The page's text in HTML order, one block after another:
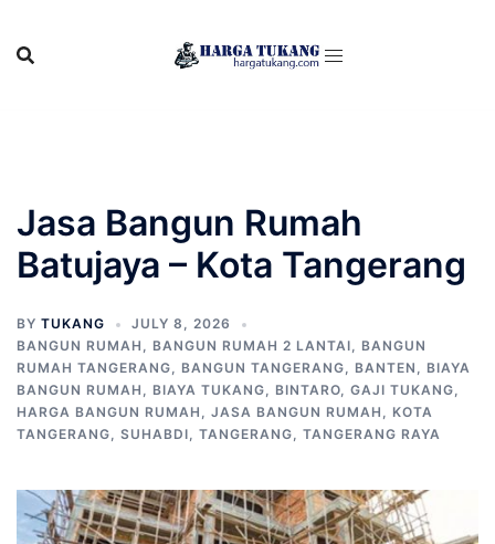
content
Jasa Bangun Rumah
Batujaya – Kota Tangerang
BY TUKANG
JULY 8, 2026
BANGUN RUMAH , BANGUN RUMAH 2 LANTAI, BANGUN
RUMAH TANGERANG, BANGUN TANGERANG, BANTEN , BIAYA
BANGUN RUMAH , BIAYA TUKANG, BINTARO, GAJI TUKANG,
HARGA BANGUN RUMAH , JASA BANGUN RUMAH , KOTA
TANGERANG, SUHABDI, TANGERANG, TANGERANG RAYA